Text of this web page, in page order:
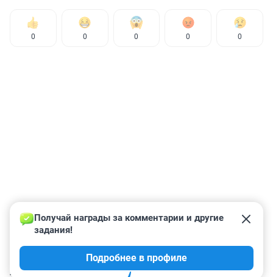
0 0 0 0 0
КОММЕНТАРИИ 42
Получай награды за комментарии и другие
задания!
Подробнее в профиле